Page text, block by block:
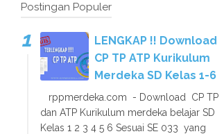
Postingan Populer
LENGKAP !! Download
CP TP ATP Kurikulum
Merdeka SD Kelas 1-6
rppmerdeka.com - Download CP TP
dan ATP Kurikulum merdeka belajar SD
Kelas 1 2 3 4 5 6 Sesuai SE 033 yang